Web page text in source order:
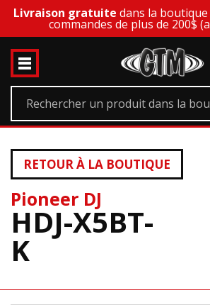
Livraison gratuite dans la
commandes de plus de 200$
Pioneer DJ
HDJ-X5BT-
K
RETOUR À LA BOUTIQUE